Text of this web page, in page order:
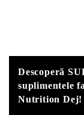
Descoperă
suplimentele
Nutrition Dej!